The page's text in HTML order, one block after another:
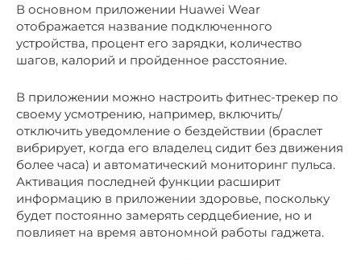
В основном приложении Huawei Wear
отображается название подключенного
устройства, процент его зарядки, количество
шагов, калорий и пройденное расстояние.
В приложении можно настроить фитнес-трекер по
своему усмотрению, например, включить/
отключить уведомление о бездействии (браслет
вибрирует, когда его владелец сидит без движения
более часа) и автоматический мониторинг пульса.
Активация последней функции расширит
информацию в приложении здоровье, поскольку
будет постоянно замерять сердцебиение, но и
повлияет на время автономной работы гаджета.